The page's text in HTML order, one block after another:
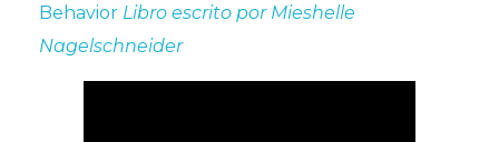
Behavior Libro escrito por Mieshelle
Nagelschneider